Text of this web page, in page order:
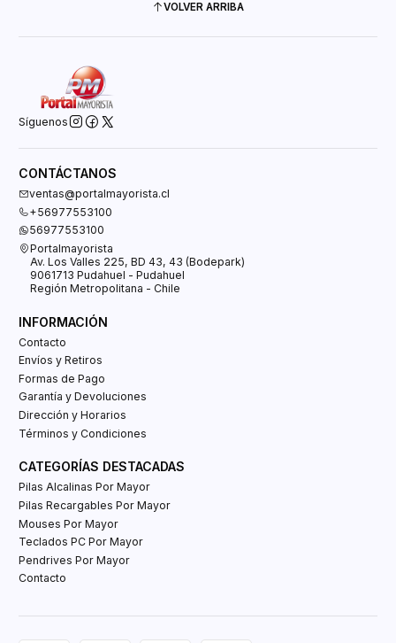
VOLVER ARRIBA
Síguenos
CONTÁCTANOS
ventas@portalmayorista.cl
+56977553100
56977553100
Portalmayorista
Av. Los Valles 225, BD 43, 43 (Bodepark)
9061713 Pudahuel - Pudahuel
Región Metropolitana - Chile
INFORMACIÓN
Contacto
Envíos y Retiros
Formas de Pago
Garantía y Devoluciones
Dirección y Horarios
Términos y Condiciones
CATEGORÍAS DESTACADAS
Pilas Alcalinas Por Mayor
Pilas Recargables Por Mayor
Mouses Por Mayor
Teclados PC Por Mayor
Pendrives Por Mayor
Contacto